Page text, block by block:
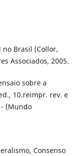
no Brasil (Collor,
Associados, 2005.
sobre a
10.reimpr. rev. e
- (Mundo
Consenso